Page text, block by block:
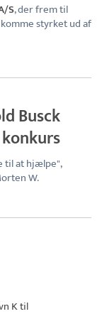
S, der frem til
styrket ud af
Busck
til at hjælpe",
W.
K til